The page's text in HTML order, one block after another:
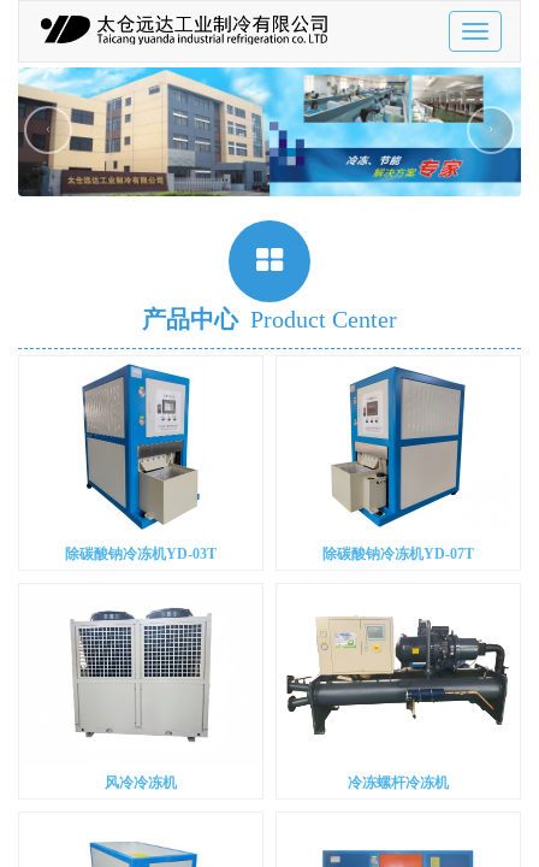
Toggle
‹ ›
产品中心 Product Center
除碳酸钠冷冻机YD-03T 除碳酸钠冷冻机YD-07T
风冷冷冻机 冷冻螺杆冷冻机